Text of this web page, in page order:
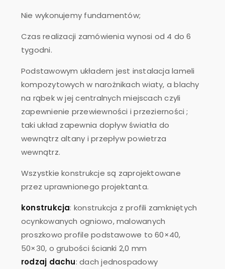
Nie wykonujemy fundamentów;
Czas realizacji zamówienia wynosi od 4 do 6
tygodni.
Podstawowym układem jest instalacja lameli
kompozytowych w narożnikach wiaty, a blachy
na rąbek w jej centralnych miejscach czyli
zapewnienie przewiewności i przezierności ;
taki układ zapewnia dopływ światła do
wewnątrz altany i przepływ powietrza
wewnątrz.
Wszystkie konstrukcje są zaprojektowane
przez uprawnionego projektanta.
konstrukcja: konstrukcja z profili zamkniętych
ocynkowanych ogniowo, malowanych
proszkowo profile podstawowe to 60×40,
50×30, o grubości ścianki 2,0 mm
rodzaj dachu: dach jednospadowy